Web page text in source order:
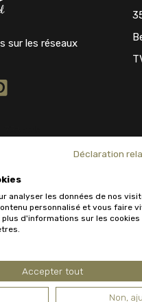
sur les réseaux
Déclaration
analyser les données de nos
personnalisé et vous faire
plus d'informations sur les cookies
Accepter tout
Non,